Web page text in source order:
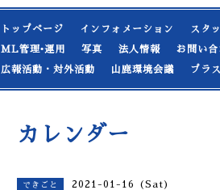
トップページ インフォメーション スタ
ML管理•運用 写真 法人情報 お問い合
広報活動・対外活動 山鹿環境会議 プラ
カレンダー
できごと 2021-01-16 (Sat)